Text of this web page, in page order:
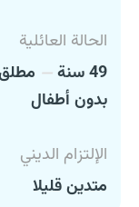
الحالة العائلية
49 سنة
بدون أطفال
الإلتزام الديني
متدين قليلا